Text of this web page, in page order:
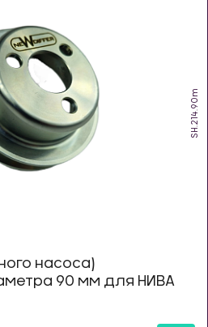
SH.214.90m
насоса)
90 мм для НИВА